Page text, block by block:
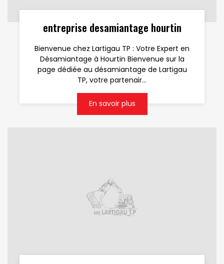
entreprise desamiantage hourtin
Bienvenue chez Lartigau TP : Votre Expert en
Désamiantage à Hourtin Bienvenue sur la
page dédiée au désamiantage de Lartigau
TP, votre partenair...
En savoir plus